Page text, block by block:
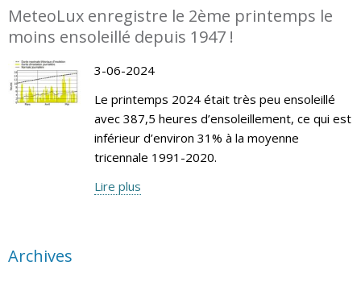
MeteoLux enregistre le 2ème printemps le
moins ensoleillé depuis 1947 !
3-06-2024
Le printemps 2024 était très peu ensoleillé
avec 387,5 heures d’ensoleillement, ce qui est
inférieur d’environ 31% à la moyenne
tricennale 1991-2020.
Lire plus
Archives